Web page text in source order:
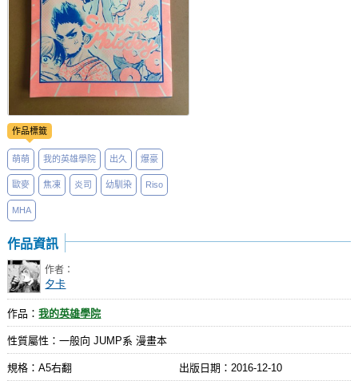
作品標籤
萌萌 我的英雄學院 出久 爆豪
歐麥 焦凍 炎司 幼馴染 Riso
MHA
作品資訊
作者：
夕卡
作品：我的英雄學院
性質屬性：一般向 JUMP系 漫畫本
規格：A5右翻 出版日期： 2016-12-10